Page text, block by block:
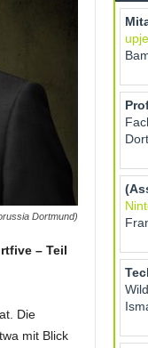
Dortmund)
– Teil
Die
mit Blick